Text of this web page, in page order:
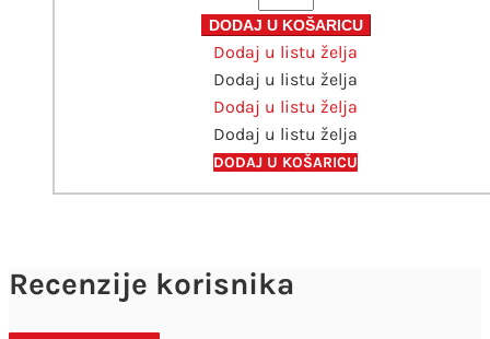
585
bakar
količina
DODAJ U KOŠARICU
Dodaj u listu želja
Dodaj u listu želja
Dodaj u listu želja
Dodaj u listu želja
DODAJ U KOŠARICU
Recenzije korisnika